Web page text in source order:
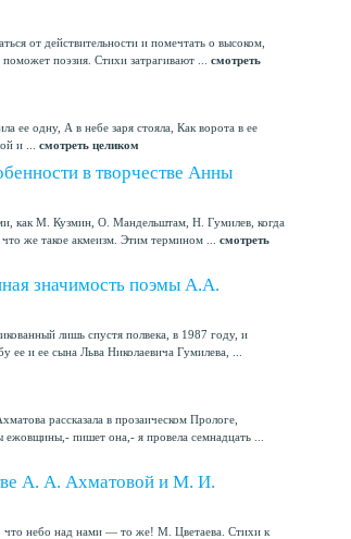
от действительности и помечтать о высоком,
поэзия. Стихи затрагивают ... смотреть
ее одну, А в небе заря стояла, Как ворота в ее
и ... смотреть целиком
в творчестве Анны
как М. Кузмин, О. Мандельштам, Н. Гумилев, когда
же такое акмеизм. Этим термином ... смотреть
значимость поэмы А.А.
лишь спустя полвека, в 1987 году, и
и ее сына Льва Николаевича Гумилева, ...
рассказала в прозаическом Прологе,
пишет она,- я провела семнадцать ...
А. А. Ахматовой и М. И.
небо над нами — то же! М. Цветаева. Стихи к